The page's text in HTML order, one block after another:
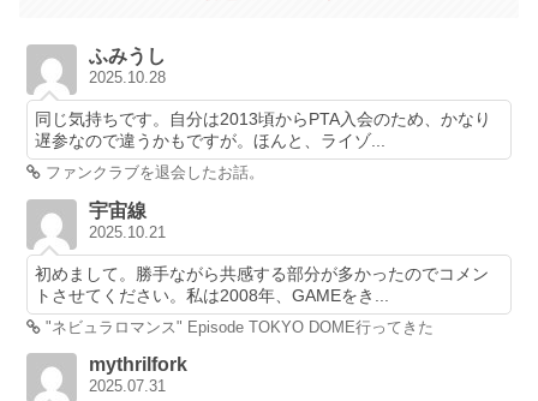
ふみうし
2025.10.28
同じ気持ちです。自分は2013頃からPTA入会のため、かなり
遅参なので違うかもですが。ほんと、ライゾ...
ファンクラブを退会したお話。
宇宙線
2025.10.21
初めまして。勝手ながら共感する部分が多かったのでコメン
トさせてください。私は2008年、GAMEをき...
"ネビュラロマンス" Episode TOKYO DOME行ってきた
mythrilfork
2025.07.31